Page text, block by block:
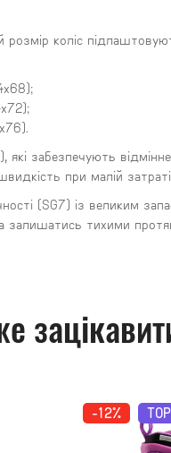
коліс
які забезпечують
при малій затраті
(SG7) із великим
тихими
-12% TOP